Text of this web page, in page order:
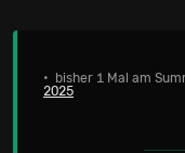
• bisher 1 Mal am
2025